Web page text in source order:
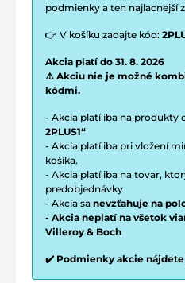
podmienky a ten najlacnejší
👉 V košíku zadajte kód:
Akcia platí do 31. 8. 2026
⚠️ Akciu nie je možné
kódmi.
- Akcia platí iba na produkty
2PLUS1“
- Akcia platí iba pri vložení
košíka.
- Akcia platí iba na tovar,
predobjednávky
- Akcia sa nevzťahuje na
- Akcia neplatí na všetok
Villeroy & Boch
✔️ Podmienky akcie nájdete